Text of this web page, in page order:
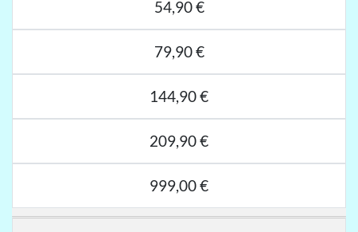
54,90 €
79,90 €
144,90 €
209,90 €
999,00 €